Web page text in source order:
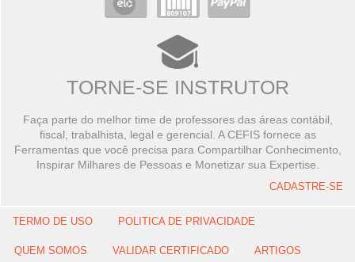
TORNE-SE INSTRUTOR
Faça parte do melhor time de professores das áreas contábil,
fiscal, trabalhista, legal e gerencial. A CEFIS fornece as
Ferramentas que você precisa para Compartilhar Conhecimento,
Inspirar Milhares de Pessoas e Monetizar sua Expertise.
CADASTRE-SE
TERMO DE USO POLITICA DE PRIVACIDADE
QUEM SOMOS VALIDAR CERTIFICADO ARTIGOS